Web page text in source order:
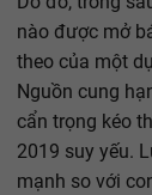
nào được mở
theo của một
Nguồn cung
cẩn trọng kéo
2019 suy yếu.
mạnh so với